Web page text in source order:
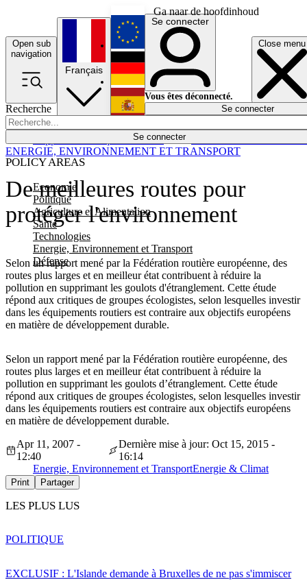
Ga naar de hoofdinhoud
Open sub
navigation
Close menu
Recherche
Se connecter
POLICY AREAS
Economie
Politique
Agriculture et Alimentation
Santé
Technologies
Energie, Environnement et Transport
Défense
Économie
Français
English
Deutsch
Español
Se connecter
Vous êtes déconnecté.
Se connecter
De meilleures routes pour
protéger l'environnement
Selon un rapport mené par la Fédération routière européenne, des
routes plus larges et en meilleur état contribuent à réduire la
pollution en supprimant les goulots d'étranglement. Cette étude
répond aux critiques de groupes écologistes, selon lesquelles investir
dans les équipements routiers est contraire aux objectifs européens
en matière de développement durable.
ENERGIE, ENVIRONNEMENT ET TRANSPORT
Selon un rapport mené par la Fédération routière européenne, des
routes plus larges et en meilleur état contribuent à réduire la
pollution en supprimant les goulots d’étranglement. Cette étude
répond aux critiques de groupes écologistes, selon lesquelles investir
dans les équipements routiers est contraire aux objectifs européens
en matière de développement durable.
Apr 11, 2007 -
12:40
Dernière mise à jour: Oct 15, 2015 -
16:14
Energie, Environnement et TransportEnergie & Climat
Print Partager
LES PLUS LUS
EXCLUSIF : L'Islande demande à Bruxelles de ne pas s'immiscer
POLITIQUE